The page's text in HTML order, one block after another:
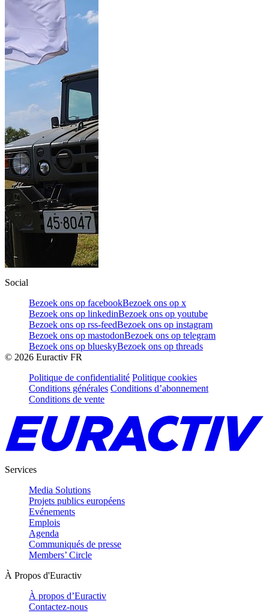
Social
Bezoek ons op facebookBezoek ons op x
Bezoek ons op linkedinBezoek ons op youtube
Bezoek ons op rss-feedBezoek ons op instagram
Bezoek ons op mastodonBezoek ons op telegram
Bezoek ons op blueskyBezoek ons op threads
© 2026 Euractiv FR
Politique de confidentialité Politique cookies
Conditions générales Conditions d’abonnement
Conditions de vente
Services
Media Solutions
Projets publics européens
Evénements
Emplois
Agenda
Communiqués de presse
Members’ Circle
À Propos d'Euractiv
À propos d’Euractiv
Contactez-nous